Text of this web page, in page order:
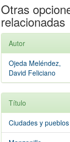
Otras
relacionadas
Autor
Ojeda Meléndez,
David Feliciano
Título
Ciudades y pueblos